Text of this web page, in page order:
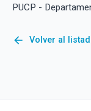
PUCP -
arrow_back Volver al